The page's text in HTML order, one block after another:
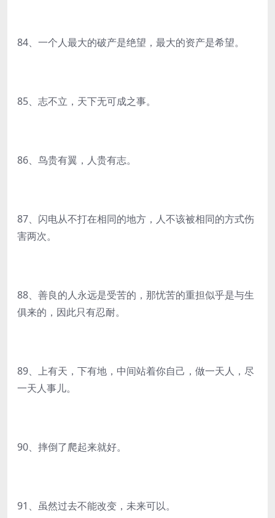
84、一个人最大的破产是绝望，最大的资产是希望。
85、志不立，天下无可成之事。
86、鸟贵有翼，人贵有志。
87、闪电从不打在相同的地方，人不该被相同的方式伤
害两次。
88、善良的人永远是受苦的，那忧苦的重担似乎是与生
俱来的，因此只有忍耐。
89、上有天，下有地，中间站着你自己，做一天人，尽
一天人事儿。
90、摔倒了爬起来就好。
91、虽然过去不能改变，未来可以。